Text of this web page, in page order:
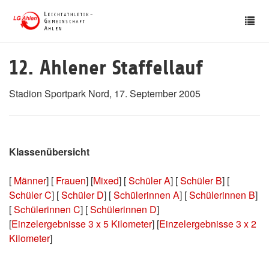
12. Ahlener Staffellauf
Stadion Sportpark Nord, 17. September 2005
Klassenübersicht
[ Männer] [ Frauen] [Mixed] [Schüler A] [Schüler B] [
Schüler C] [Schüler D] [Schülerinnen A] [Schülerinnen B]
[Schülerinnen C] [Schülerinnen D]
[Einzelergebnisse 3 x 5 Kilometer] [Einzelergebnisse 3 x 2
Kilometer]